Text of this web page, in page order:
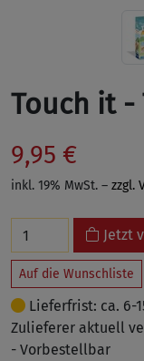
Touch it -
9,95 €
inkl. 19% MwSt. – zzgl.
Jetzt
Auf die Wunschliste
Lieferfrist: ca. 6-
Zulieferer aktuell
- Vorbestellbar